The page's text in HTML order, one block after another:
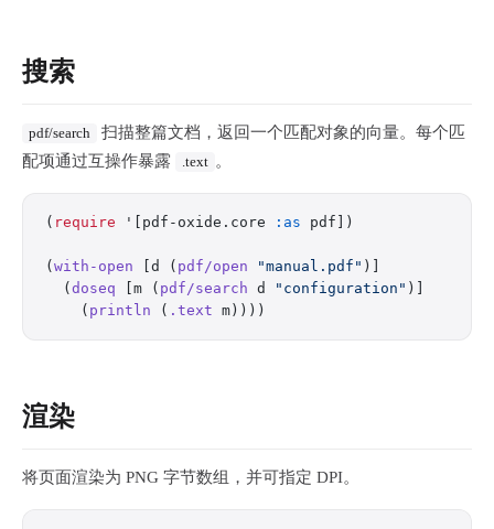
搜索
pdf/search
扫描整篇文档，返回一个匹配对象的向量。每个匹
配项通过互操作暴露
.text 。
( require '[pdf-oxide.core :as pdf])
( with-open [d ( pdf/open "manual.pdf" )]
  (
doseq [m ( pdf/search d "configuration" )]
    (
println ( .text m))))
渲染
将页面渲染为 PNG 字节数组，并可指定 DPI。